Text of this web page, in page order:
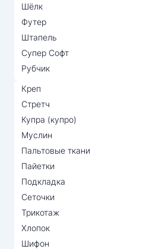
Шёлк
Футер
Штапель
Супер Софт
Рубчик
Креп
Стретч
Купра (купро)
Муслин
Пальтовые ткани
Пайетки
Подкладка
Сеточки
Трикотаж
Хлопок
Шифон